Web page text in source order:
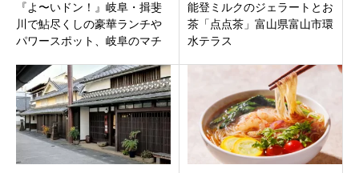
『よ〜いドン！』岐阜・揖斐
川で鮎尽くしの豪華ランチや
パワースポット、岐阜のマチ
騨牛ステーキ
能登ミルクのジェラートとお
茶「点点茶」富山県富山市環
水テラス